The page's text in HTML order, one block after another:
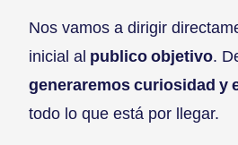
Nos vamos a dirigir
inicial al publico objetivo.
generaremos curiosidad y
todo lo que está por llegar.